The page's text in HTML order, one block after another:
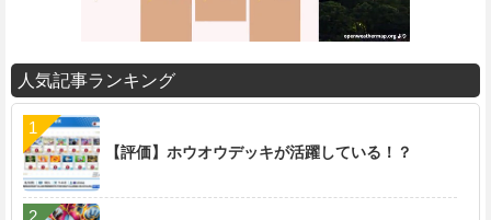
M
t
人気記事ランキング
【評価】ホウオウデッキが活躍している！？